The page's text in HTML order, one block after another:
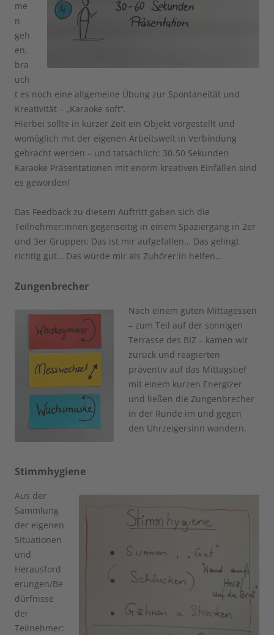
me
n
geh
en,
bra
uch
t es noch eine allgemeine Übung zur Spontaneität und
Kreativität – „Karaoke soft“.
Hierbei sollte in kurzer Zeit ein Objekt vorgestellt und
womöglich mit der eigenen Arbeitswelt in Verbindung
gebracht werden – und tatsächlich: 30-50 Sekunden
Karaoke Präsentationen mit enorm kreativen Einfällen sind
es geworden!
Das Feedback zu diesem Auftritt gaben sich die
Teilnehmer:innen gegenseitig in einem Spaziergang in 2er
und 3er Gruppen: Das ist mir aufgefallen… Das gelingt
richtig gut… Das würde mir als Zuhörer:in helfen…
Zungenbrecher
Nach einem guten Mittagessen
– zum Teil auf der sonnigen
Terrasse des BIZ – kamen wir
zurück und reagierten
präventiv auf das Mittagstief
mit einem kurzen Energizer
und ließen die Zungenbrecher
in der Runde im und gegen
den Uhrzeigersinn wandern.
Stimmhygiene
Aus der
Sammlung
der eigenen
Situationen
und
Herausford
erungen/Be
dürfnisse
der
Teilnehmer: